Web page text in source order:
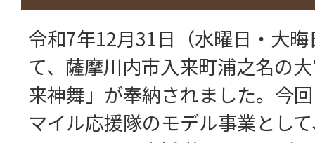
令和7年12月31日（水曜日・大
て、薩摩川内市入来町浦之名の
来神舞」が奉納されました。今
マイル応援隊のモデル事業とし